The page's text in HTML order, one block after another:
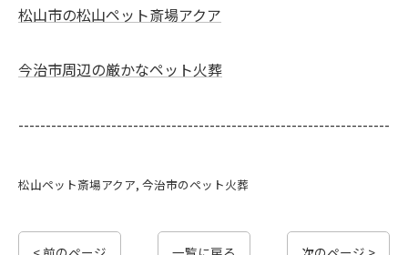
松山市の松山ペット斎場アクア
今治市周辺の厳かなペット火葬
--------------------------------------------------------------------
松山ペット斎場アクア 今治市のペット火葬